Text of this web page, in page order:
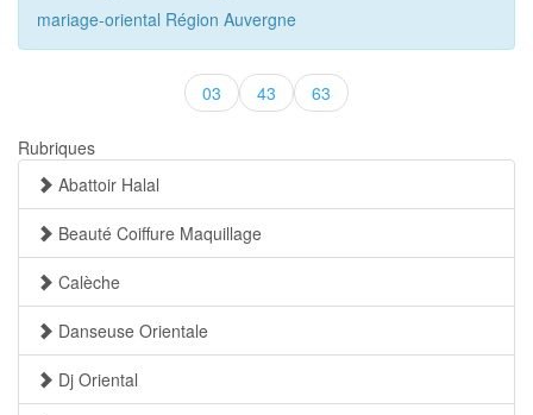
mariage-oriental Région Auvergne
03 43 63
Rubriques
Abattoir Halal
Beauté Coiffure Maquillage
Calèche
Danseuse Orientale
Dj Oriental